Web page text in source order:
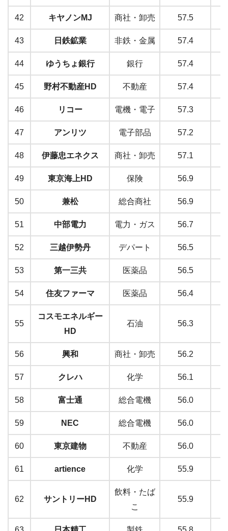
42 キヤノンMJ 商社・卸売 57.5
43 日鉄鉱業 非鉄・金属 57.4
44 ゆうちょ銀行 銀行 57.4
45 野村不動産HD 不動産 57.4
46 リコー 電機・電子 57.3
47 アンリツ 電子部品 57.2
48 伊藤忠エネクス 商社・卸売 57.1
49 東京海上HD 保険 56.9
50 兼松 総合商社 56.9
51 中部電力 電力・ガス 56.7
52 三越伊勢丹 デパート 56.5
53 第一三共 医薬品 56.5
54 住友ファーマ 医薬品 56.4
55
コスモエネルギー
HD
石油 56.3
56 興和 商社・卸売 56.2
57 クレハ 化学 56.1
58 富士通 総合電機 56.0
59 NEC 総合電機 56.0
60 東京建物 不動産 56.0
61 artience 化学 55.9
62 サントリーHD
飲料・たば
こ
55.9